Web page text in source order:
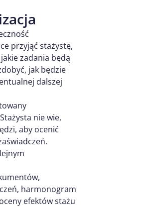
przyjąć stażystę,
zadania będą
jak będzie
dalszej
nie wie,
aby ocenić
harmonogram
efektów stażu